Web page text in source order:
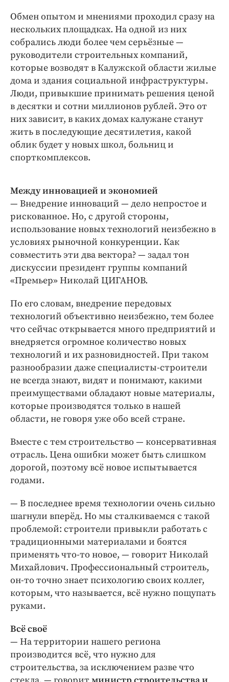
Обмен опытом и мнениями проходил сразу на
нескольких площадках. На одной из них
собрались люди более чем серьёзные —
руководители строительных компаний,
которые возводят в Калужской области жилые
дома и здания социальной инфраструктуры.
Люди, привыкшие принимать решения ценой
в десятки и сотни миллионов рублей. Это от
них зависит, в каких домах калужане станут
жить в последующие десятилетия, какой
облик будет у новых школ, больниц и
спорткомплексов.
Между инновацией и экономией
— Внедрение инноваций — дело непростое и
рискованное. Но, с другой стороны,
использование новых технологий неизбежно в
условиях рыночной конкуренции. Как
совместить эти два вектора? — задал тон
дискуссии президент группы компаний
«Премьер» Николай ЦИГАНОВ.
По его словам, внедрение передовых
технологий объективно неизбежно, тем более
что сейчас открывается много предприятий и
внедряется огромное количество новых
технологий и их разновидностей. При таком
разнообразии даже специалисты-строители
не всегда знают, видят и понимают, какими
преимуществами обладают новые материалы,
которые производятся только в нашей
области, не говоря уже обо всей стране.
Вместе с тем строительство — консервативная
отрасль. Цена ошибки может быть слишком
дорогой, поэтому всё новое испытывается
годами.
— В последнее время технологии очень сильно
шагнули вперёд. Но мы сталкиваемся с такой
проблемой: строители привыкли работать с
традиционными материалами и боятся
применять что-то новое, — говорит Николай
Михайлович. Профессиональный строитель,
он-то точно знает психологию своих коллег,
которым, что называется, всё нужно пощупать
руками.
Всё своё
— На территории нашего региона
производится всё, что нужно для
строительства, за исключением разве что